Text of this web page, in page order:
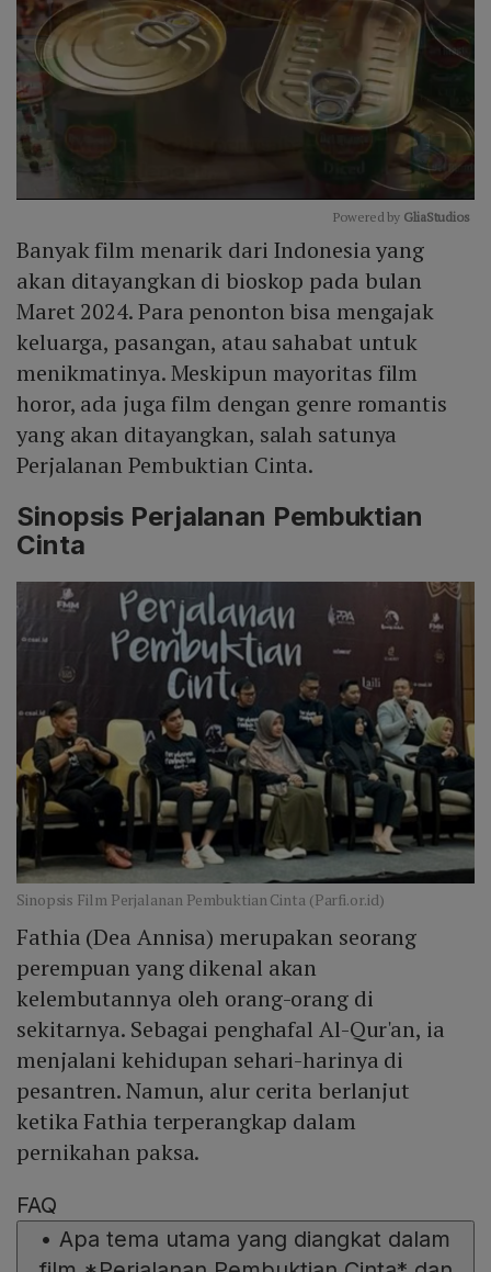
Mute
Powered by GliaStudios
Banyak film menarik dari Indonesia yang
akan ditayangkan di bioskop pada bulan
Maret 2024. Para penonton bisa mengajak
keluarga, pasangan, atau sahabat untuk
menikmatinya. Meskipun mayoritas film
horor, ada juga film dengan genre romantis
yang akan ditayangkan, salah satunya
Perjalanan Pembuktian Cinta.
Sinopsis Perjalanan Pembuktian
Cinta
Sinopsis Film Perjalanan Pembuktian Cinta (Parfi.or.id)
Fathia (Dea Annisa) merupakan seorang
perempuan yang dikenal akan
kelembutannya oleh orang-orang di
sekitarnya. Sebagai penghafal Al-Qur'an, ia
menjalani kehidupan sehari-harinya di
pesantren. Namun, alur cerita berlanjut
ketika Fathia terperangkap dalam
pernikahan paksa.
FAQ
• Apa tema utama yang diangkat dalam